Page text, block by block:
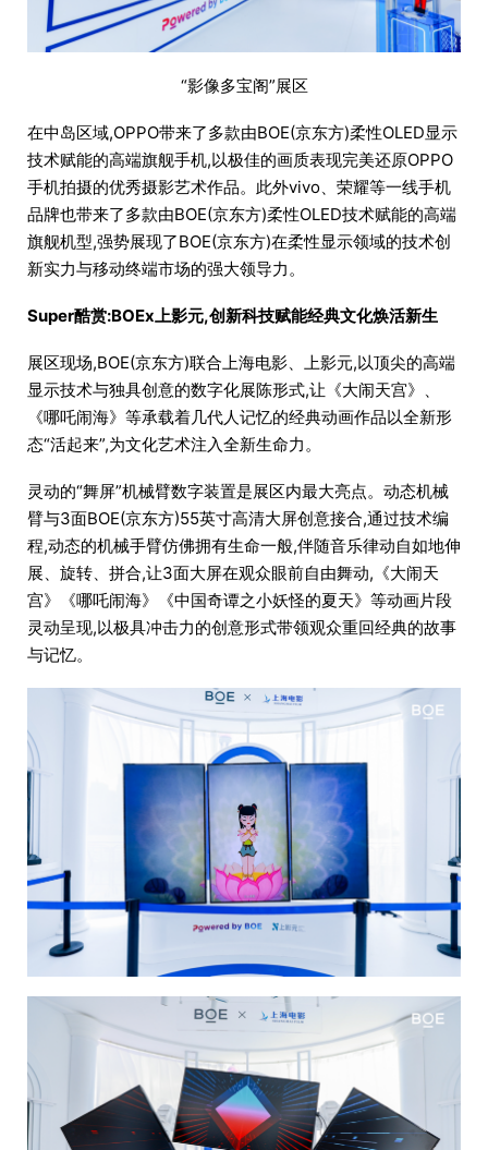
“影像多宝阁”展区
在中岛区域,OPPO带来了多款由BOE(京东方)柔性OLED显示
技术赋能的高端旗舰手机,以极佳的画质表现完美还原OPPO
手机拍摄的优秀摄影艺术作品。此外vivo、荣耀等一线手机
品牌也带来了多款由BOE(京东方)柔性OLED技术赋能的高端
旗舰机型,强势展现了BOE(京东方)在柔性显示领域的技术创
新实力与移动终端市场的强大领导力。
Super酷赏:BOEx上影元,创新科技赋能经典文化焕活新生
展区现场,BOE(京东方)联合上海电影、上影元,以顶尖的高端
显示技术与独具创意的数字化展陈形式,让《大闹天宫》、
《哪吒闹海》等承载着几代人记忆的经典动画作品以全新形
态“活起来”,为文化艺术注入全新生命力。
灵动的“舞屏”机械臂数字装置是展区内最大亮点。动态机械
臂与3面BOE(京东方)55英寸高清大屏创意接合,通过技术编
程,动态的机械手臂仿佛拥有生命一般,伴随音乐律动自如地伸
展、旋转、拼合,让3面大屏在观众眼前自由舞动,《大闹天
宫》《哪吒闹海》《中国奇谭之小妖怪的夏天》等动画片段
灵动呈现,以极具冲击力的创意形式带领观众重回经典的故事
与记忆。